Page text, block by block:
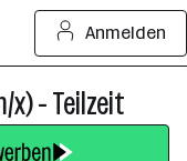
Anmelden
x) - Teilzeit